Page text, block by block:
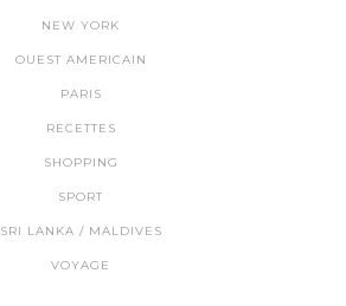
NEW YORK
OUEST AMERICAIN
PARIS
RECETTES
SHOPPING
SPORT
SRI LANKA / MALDIVES
VOYAGE